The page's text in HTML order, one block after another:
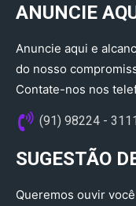
ANUNCIE
Anuncie aqui e
do nosso
Contate-nos nos
(91) 98224 -
SUGESTÃO
Queremos ouvir